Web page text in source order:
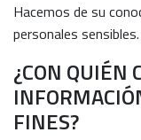
Hacemos de su
personales sensibles.
¿CON QUIÉN
FINES?